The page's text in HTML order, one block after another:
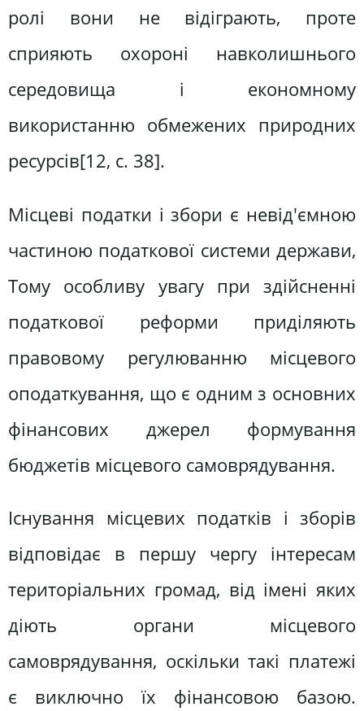
ролі вони не відіграють, проте
сприяють охороні навколишнього
середовища і економному
використанню обмежених природних
ресурсів[12, c. 38].
Місцеві податки і збори є невід'ємною
частиною податкової системи держави,
Тому особливу увагу при здійсненні
податкової реформи приділяють
правовому регулюванню місцевого
оподаткування, що є одним з основних
фінансових джерел формування
бюджетів місцевого самоврядування.
Існування місцевих податків і зборів
відповідає в першу чергу інтересам
територіальних громад, від імені яких
діють органи місцевого
самоврядування, оскільки такі платежі
є виключно їх фінансовою базою.